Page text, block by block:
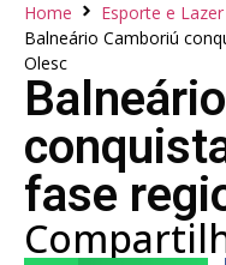
Home
Esporte e Lazer
Balneário Camboriú
Olesc
fase